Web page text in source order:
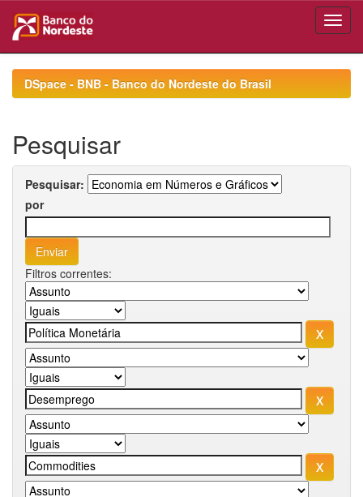
navigationDSpace - BNB - Banco do Nordeste do Brasil
Pesquisar
Pesquisar:
por
Filtros correntes: